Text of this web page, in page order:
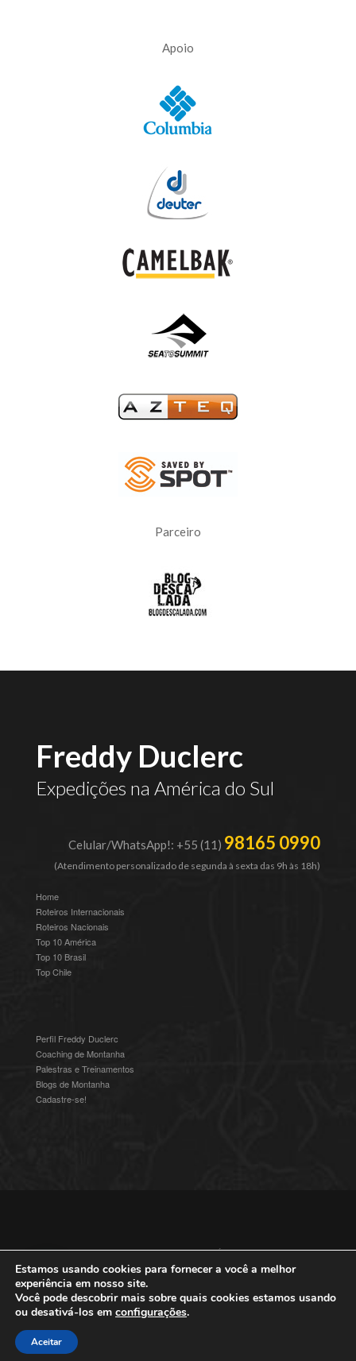
Apoio
Parceiro
Freddy Duclerc
Expedições na América do Sul
Celular/WhatsApp!: +55 (11) 98165 0990
(Atendimento personalizado de segunda à sexta das 9h às 18h)
Home
Roteiros Internacionais
Roteiros Nacionais
Top 10 América
Top 10 Brasil
Top Chile
Perfil Freddy Duclerc
Coaching de Montanha
Palestras e Treinamentos
Blogs de Montanha
Cadastre-se!
© 2016-2025 Freddy Duclerc - Expedições na Ámerica do Sul.
Devenvolvido porStudioz4 | Política de Privacidade
Estamos usando cookies para fornecer a você a melhor
experiência em nosso site.
Você pode descobrir mais sobre quais cookies estamos usando
ou desativá-los em configurações.
Aceitar